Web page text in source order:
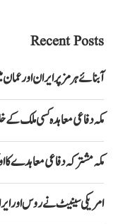
Recent Posts
آبنائے ہرمز پر ایران اور
مکہ دفاعی معاہدہ کسی
مکہ مشترکہ دفاعی معاہدے
امریکی سینیٹ نے روس اور